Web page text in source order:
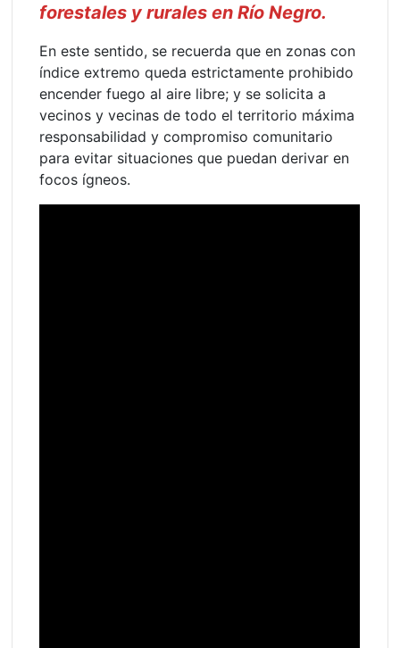
forestales y rurales en Río Negro.
En este sentido, se recuerda que en zonas con
índice extremo queda estrictamente prohibido
encender fuego al aire libre; y se solicita a
vecinos y vecinas de todo el territorio máxima
responsabilidad y compromiso comunitario
para evitar situaciones que puedan derivar en
focos ígneos.